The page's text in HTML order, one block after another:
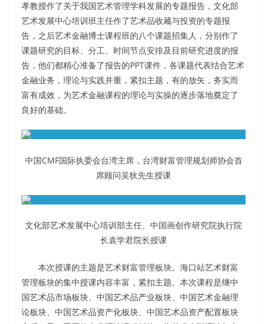
孝教授作了关于我国艺术管理学科发展的专题报告，文化部
艺术发展中心培训班主任作了艺术品收藏与投资的专题报
告，之后艺术金融博士课程班的八个课题招集人，分别作了
课题研究的目标、分工、时间节点安排及目前研究进度的报
告，他们都精心准备了报告的PPT课件，各课题代表结合艺术
金融业务，理论与实践并重，紧扣主题，有的放矢，务实而
富有成效，为艺术金融课程的理论与实操的逐步落地奠定了
良好的基础。
中国CMF国际执委会台湾主席，台湾财富管理规划师协会首
席顾问吴狄先生授课
文化部艺术发展中心培训部主任、中国画创作研究院执行院
长袁学君院长授课
本次授课的主题是艺术财富管理板块。海口站艺术财富
管理板块的集中授课内容丰富，紧扣主题。本次课程是继中
国艺术品市场板块、中国艺术品产业板块、中国艺术金融理
论板块、中国艺术品资产化板块、中国艺术品资产配置板块